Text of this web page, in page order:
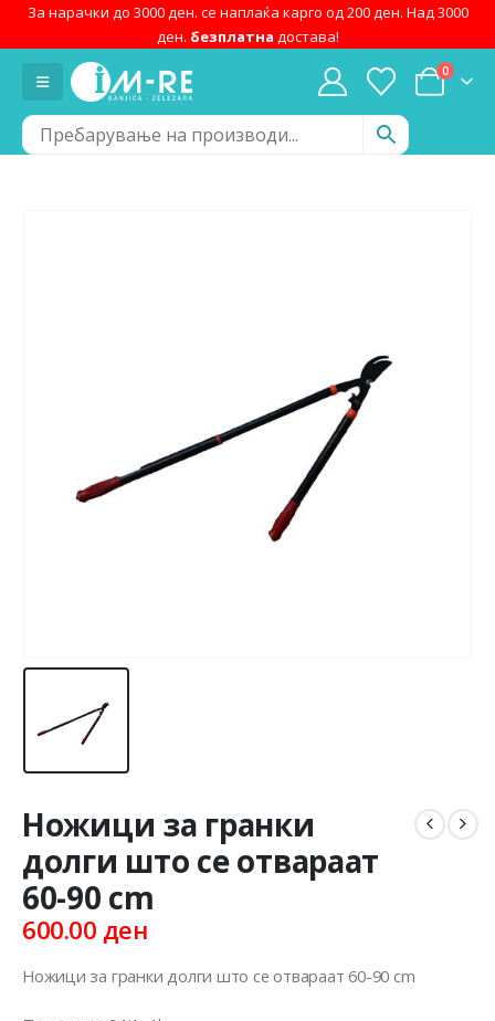
За нарачки до 3000 ден. се наплаќа карго од 200 ден. Над 3000
ден. безплатна достава!
0
Ножици за гранки
долги што се отвараат
60-90 cm
600.00 ден
Ножици за гранки долги што се отвараат 60-90 cm